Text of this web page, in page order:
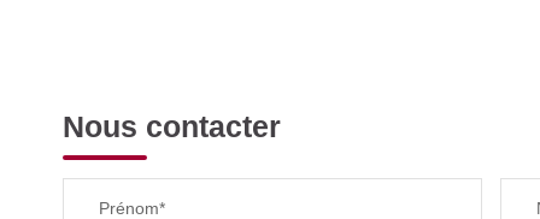
Nous contacter
Prénom*